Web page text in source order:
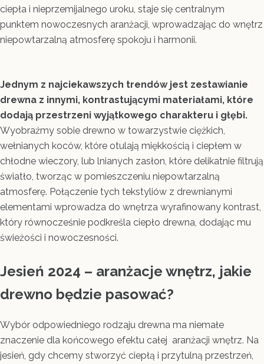
ciepła i nieprzemijalnego uroku, staje się centralnym
punktem nowoczesnych aranżacji, wprowadzając do wnętrz
niepowtarzalną atmosferę spokoju i harmonii.
Jednym z najciekawszych trendów jest zestawianie
drewna z innymi, kontrastującymi materiałami, które
dodają przestrzeni wyjątkowego charakteru i głębi.
Wyobraźmy sobie drewno w towarzystwie ciężkich,
wełnianych koców, które otulają miękkością i ciepłem w
chłodne wieczory, lub lnianych zasłon, które delikatnie filtrują
światło, tworząc w pomieszczeniu niepowtarzalną
atmosferę. Połączenie tych tekstyliów z drewnianymi
elementami wprowadza do wnętrza wyrafinowany kontrast,
który równocześnie podkreśla ciepło drewna, dodając mu
świeżości i nowoczesności.
Jesień 2024 – aranżacje wnętrz, jakie
drewno będzie pasować?
Wybór odpowiedniego rodzaju drewna ma niemałe
znaczenie dla końcowego efektu całej aranżacji wnętrz. Na
jesień, gdy chcemy stworzyć ciepłą i przytulną przestrzeń,